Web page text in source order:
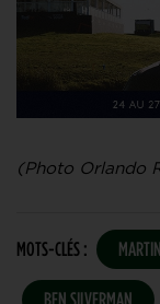
(Photo Orlando
MOTS-CLÉS :
BEN SILVERMAN